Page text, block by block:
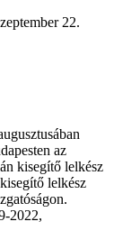
22.
az
kisegítő lelkész
lelkész
2022,